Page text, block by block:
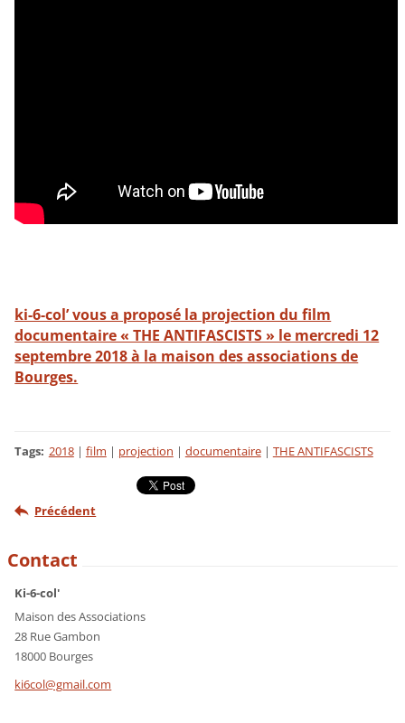
ki-6-col’ vous a proposé la projection du film
documentaire « THE ANTIFASCISTS » le mercredi 12
septembre 2018 à la maison des associations de
Bourges.
Tags: 2018 | film | projection | documentaire | THE ANTIFASCISTS
Précédent
Contact
Ki-6-col'
Maison des Associations
28 Rue Gambon
18000 Bourges
ki6col@gmail.com